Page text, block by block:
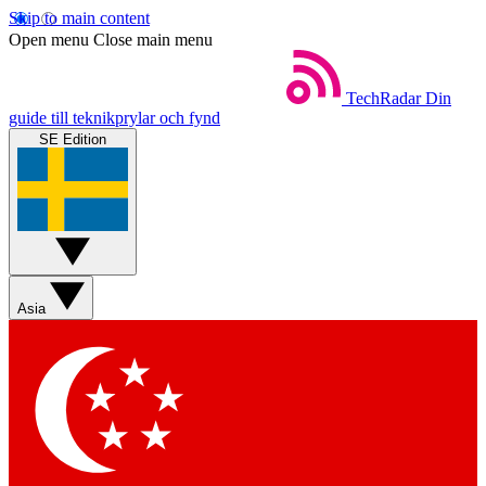
Skip to main content
Open menu Close main menu
TechRadar Din
guide till teknikprylar och fynd
SE Edition
Asia